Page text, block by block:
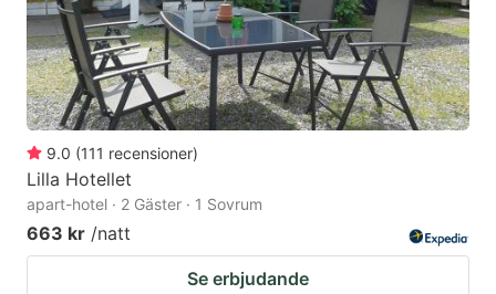
9.0 (111 recensioner)
Lilla Hotellet
apart-hotel · 2 Gäster · 1 Sovrum
663 kr /natt
Se erbjudande